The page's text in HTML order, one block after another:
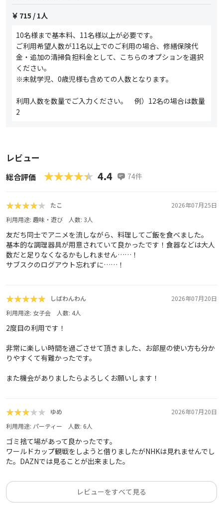
715 / 1人
10名様まで基本料、11名様以上が必要です。
ご利用希望人数が11名以上でのご利用の場合、修繕保険代
金・追加の清掃負担料金として、こちらのオプションを選択
ください。
※未就学児、0歳児様も含めての人数となります。
利用人数を数量でご入力ください。 例）12名の場合は数量
2
レビュー
総合評価 ★★★★★
★★★★★ 4.4 74件
★★★★★
★★★★★ たこ
2026年07月25日
利用用途: 趣味・遊び 人数: 3人
友だち同士でアニメを流しながら、料理してご飯を食べました。
基本的な調理器具が用意されていて良かったです！食器などは大人
数だと足りなくなるかもしれません……！
サブスクのログアウト忘れずに……！
★★★★★
★★★★★ しばわんわん
2026年07月20日
利用用途: 女子会 人数: 4人
2度目の利用です！
非常に楽しい時間を過ごさせて頂きました、お部屋の使い方も分か
りやすくて有難かったです。
また機会がありましたらよろしくお願いします！
★★★★★
★★★★★ ゆめ
2026年07月20日
利用用途: パーティー 人数: 6人
ゴミ捨て場があって良かったです。
ワールドカップ観戦をしようと借りましたがNHKは見れませんでし
た。DAZNでは見ることが出来ました。
レビューをすべて見る